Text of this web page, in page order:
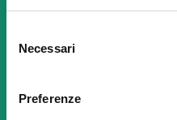
delNecessari
Preferenze
Radici Pietro
& Brands S.p.A.
Cazzano Sant'Andrea